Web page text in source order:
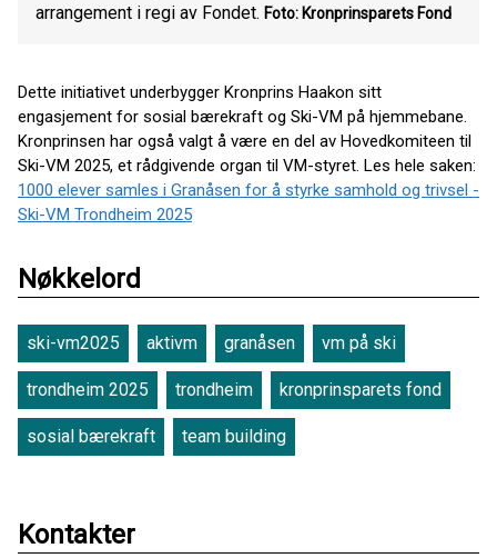
arrangement i regi av Fondet. Foto: Kronprinsparets Fond
Dette initiativet underbygger Kronprins Haakon sitt
engasjement for sosial bærekraft og Ski-VM på hjemmebane.
Kronprinsen har også valgt å være en del av Hovedkomiteen til
Ski-VM 2025, et rådgivende organ til VM-styret. Les hele saken:
1000 elever samles i Granåsen for å styrke samhold og trivsel -
Ski-VM Trondheim 2025
Nøkkelord
ski-vm2025 aktivm granåsen vm på ski
trondheim 2025 trondheim kronprinsparets fond
sosial bærekraft team building
Kontakter